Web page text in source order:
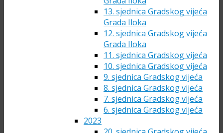
13. sjednica Gradskog vijeća
Grada Iloka
12. sjednica Gradskog vijeća
Grada Iloka
11. sjednica Gradskog vijeća
10. sjednica Gradskog vijeća
9. sjednica Gradskog vijeća
8. sjednica Gradskog vijeća
7. sjednica Gradskog vijeća
6. sjednica Gradskog vijeća
2023